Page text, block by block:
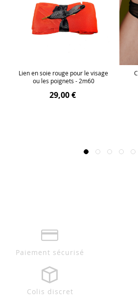
Lien en soie rouge pour le visage
ou les poignets - 2m60
29,00 €
Paiement sécurisé
Colis discret